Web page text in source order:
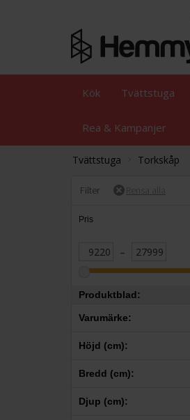
Kök Tvättstuga
Rea & Kampanjer
Tvättstuga Torkskåp
Filter
Pris
–
Produktblad:
Varumärke:
Cylinda
Höjd (cm):
–
Bredd (cm):
–
Djup (cm):